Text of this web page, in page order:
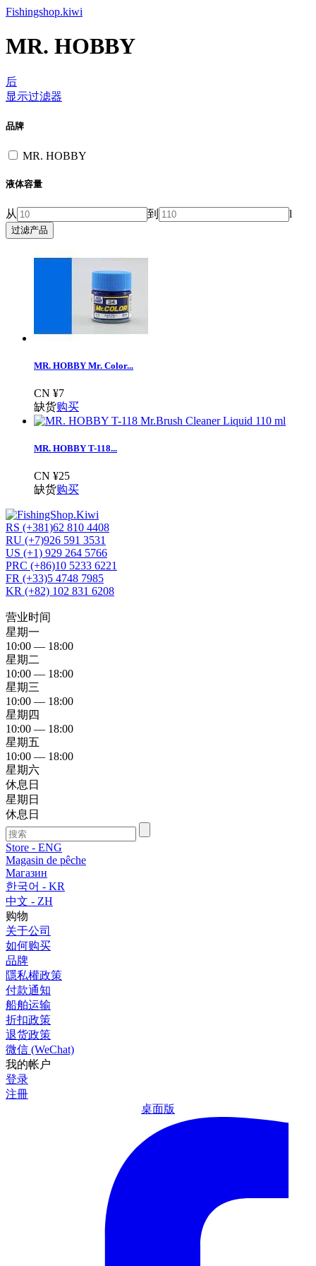
Fishingshop.kiwi
MR. HOBBY
后
显示过滤器
品牌
MR. HOBBY
液体容量
从 到 l
MR. HOBBY Mr. Color...
CN ¥7
缺货购买
MR. HOBBY T-118...
CN ¥25
缺货购买
RS (+381)62 810 4408
RU (+7)926 591 3531
US (+1) 929 264 5766
PRC (+86)10 5233 6221
FR (+33)5 4748 7985
KR (+82) 102 831 6208
营业时间
星期一
10:00 — 18:00
星期二
10:00 — 18:00
星期三
10:00 — 18:00
星期四
10:00 — 18:00
星期五
10:00 — 18:00
星期六
休息日
星期日
休息日
Store - ENG
Magasin de pêche
Магазин
한국어 - KR
中文 - ZH
购物
关于公司
如何购买
品牌
隱私權政策
付款通知
船舶运输
折扣政策
退货政策
微信 (WeChat)
我的帐户
登录
注冊
桌面版